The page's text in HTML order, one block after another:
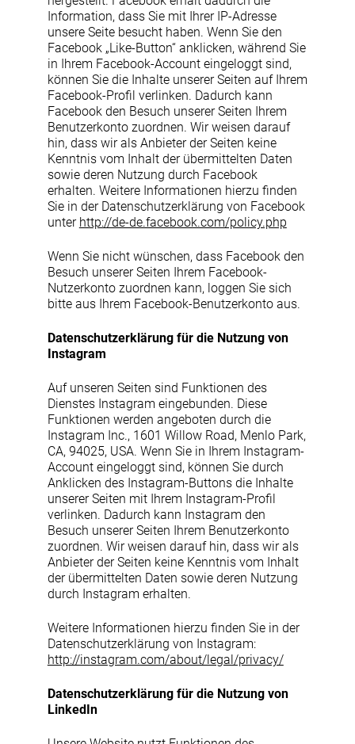
Information, dass Sie mit Ihrer IP-Adresse
unsere Seite besucht haben. Wenn Sie den
Facebook „Like-Button“ anklicken, während Sie
in Ihrem Facebook-Account eingeloggt sind,
können Sie die Inhalte unserer Seiten auf Ihrem
Facebook-Profil verlinken. Dadurch kann
Facebook den Besuch unserer Seiten Ihrem
Benutzerkonto zuordnen. Wir weisen darauf
hin, dass wir als Anbieter der Seiten keine
Kenntnis vom Inhalt der übermittelten Daten
sowie deren Nutzung durch Facebook
erhalten. Weitere Informationen hierzu finden
Sie in der Datenschutzerklärung von Facebook
unter http://de-de.facebook.com/policy.php
Wenn Sie nicht wünschen, dass Facebook den
Besuch unserer Seiten Ihrem Facebook-
Nutzerkonto zuordnen kann, loggen Sie sich
bitte aus Ihrem Facebook-Benutzerkonto aus.
Datenschutzerklärung für die Nutzung von
Instagram
Auf unseren Seiten sind Funktionen des
Dienstes Instagram eingebunden. Diese
Funktionen werden angeboten durch die
Instagram Inc., 1601 Willow Road, Menlo Park,
CA, 94025, USA. Wenn Sie in Ihrem Instagram-
Account eingeloggt sind, können Sie durch
Anklicken des Instagram-Buttons die Inhalte
unserer Seiten mit Ihrem Instagram-Profil
verlinken. Dadurch kann Instagram den
Besuch unserer Seiten Ihrem Benutzerkonto
zuordnen. Wir weisen darauf hin, dass wir als
Anbieter der Seiten keine Kenntnis vom Inhalt
der übermittelten Daten sowie deren Nutzung
durch Instagram erhalten.
Weitere Informationen hierzu finden Sie in der
Datenschutzerklärung von Instagram:
http://instagram.com/about/legal/privacy/
Datenschutzerklärung für die Nutzung von
LinkedIn